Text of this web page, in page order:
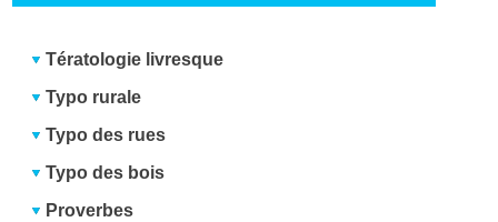
Tératologie livresque
Typo rurale
Typo des rues
Typo des bois
Proverbes